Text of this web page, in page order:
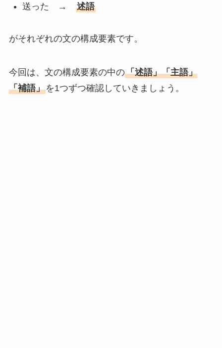
送った → 述語
がそれぞれの文の構成要素です。
今回は、文の構成要素の中の「述語」「主語」
「補語」を1つずつ確認していきましょう。